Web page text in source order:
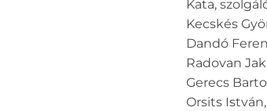
Kata,
Kecskés
Dandó
Radovan
Gerecs
Orsits